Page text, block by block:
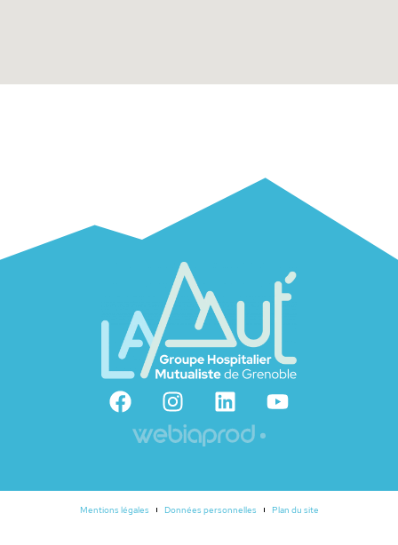
Mentions légales Données personnelles Plan du site